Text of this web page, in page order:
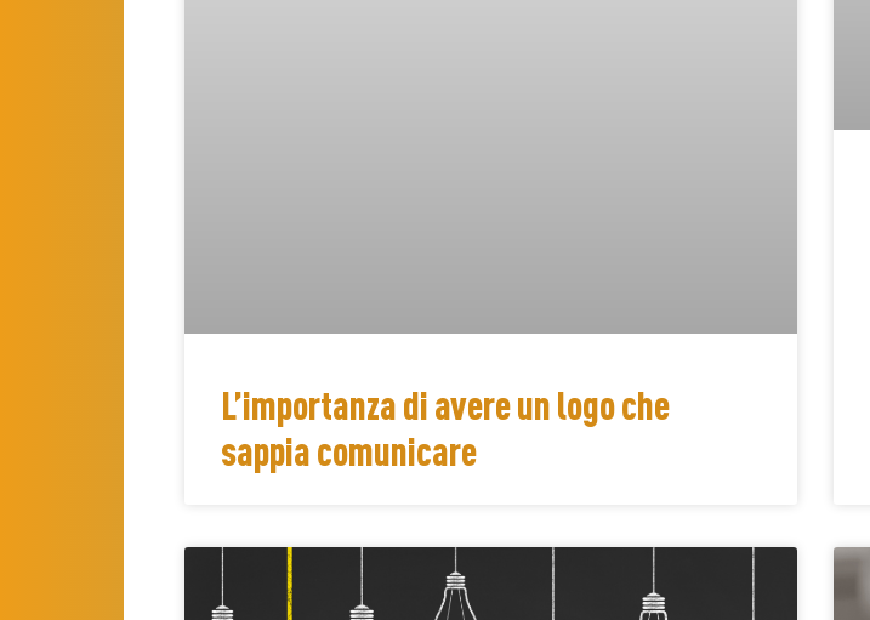
L’importanza di avere un logo che
sappia comunicare